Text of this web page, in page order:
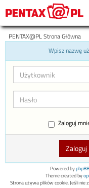
PENTAX@PL Strona Główna
Wpisz nazwę
Zaloguj
Powered byphpBB
Theme created by
Strona używa plików cookie. Jeśli